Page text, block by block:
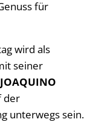
für
wird als
seiner
JOAQUINO
der
unterwegs sein.